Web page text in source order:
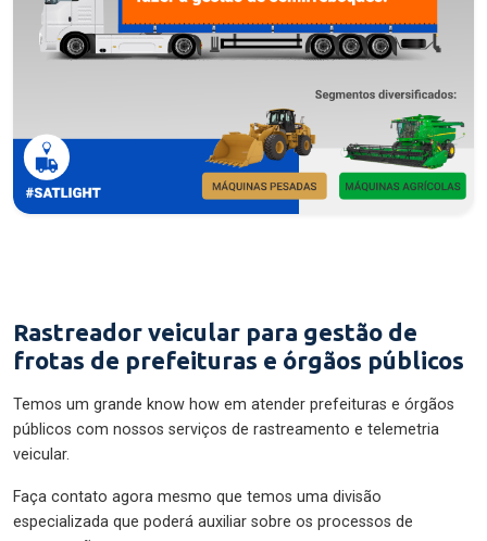
Rastreador veicular para gestão de
frotas de prefeituras e órgãos públicos
Temos um grande know how em atender prefeituras e órgãos
públicos com nossos serviços de rastreamento e telemetria
veicular.
Faça contato agora mesmo que temos uma divisão
especializada que poderá auxiliar sobre os processos de